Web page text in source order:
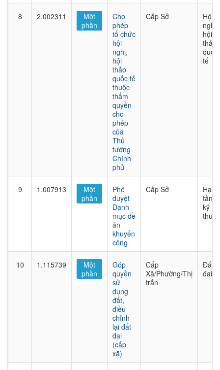
8 2.002311
Một
phần
Cho
phép
tổ chức
hội
nghị,
hội
thảo
quốc tế
thuộc
thẩm
quyền
cho
phép
của
Thủ
tướng
Chính
phủ
Cấp Sở
Hội
nghị,
hội
thảo
quốc
tế
9 1.007913
Một
phần
Phê
duyệt
Danh
mục đề
án
khuyến
công
Cấp Sở
Hạ
tầng
kỹ
thuật
10 1.115739
Một
phần
Góp
quyền
sử
dụng
đất,
điều
chỉnh
lại đất
đai
(cấp
xã)
Cấp
Xã/Phường/Thị
trấn
Đất
đai